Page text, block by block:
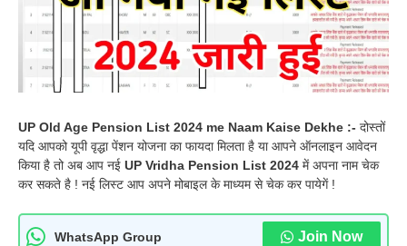
UP Old Age Pension List 2024 me Naam Kaise Dekhe :- दोस्तों
यदि आपको यूपी वृद्धा पेंशन योजना का फायदा मिलता है या आपने ऑनलाइन आवेदन
किया है तो अब आप नई UP Vridha Pension List 2024 में अपना नाम चेक
कर सकते है ! नई लिस्ट आप अपने मोबाइल के माध्यम से चेक कर पायेगें !
WhatsApp Group Join Now